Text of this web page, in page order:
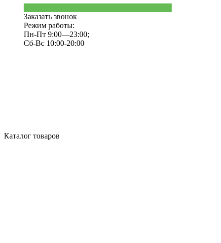
Заказать звонок
Режим работы:
Пн-Пт 9:00—23:00;
Сб-Вс 10:00-20:00
Каталог товаров